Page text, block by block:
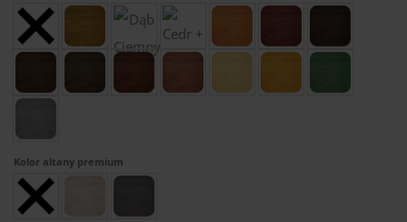
Kolor altany premium